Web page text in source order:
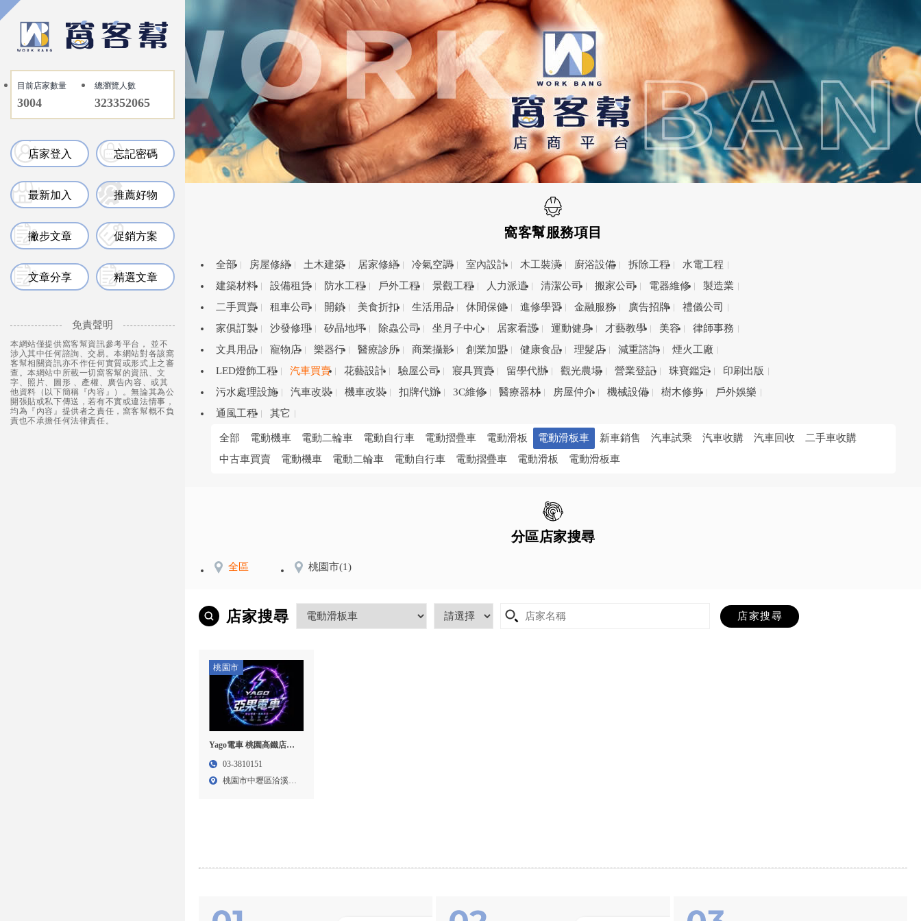
目前店家數量
3004
總瀏覽人數
323352065
店家登入 忘記密碼
最新加入 推薦好物
撇步文章 促銷方案
文章分享 精選文章
免責聲明
本網站僅提供窩客幫資訊參考平台， 並不
涉入其中任何諮詢、交易。本網站對各該窩
客幫相關資訊亦不作任何實質或形式上之審
查。本網站中所載一切窩客幫的資訊、文
字、照片、圖形 、產權、廣告內容、或其
他資料（以下簡稱『內容』）。無論其為公
開張貼或私下傳送，若有不實或違法情事，
均為『內容』提供者之責任，窩客幫概不負
責也不承擔任何法律責任。
窩客幫服務項目
全部 房屋修繕 土木建築 居家修繕 冷氣空調 室內設計 木工裝潢 廚浴設備 拆除工程
水電工程
建築材料
設備租賃 防水工程 戶外工程 景觀工程 人力派遣 清潔公司 搬家公司 電器維修
製造業
二手買賣
租車公司 開鎖 美食折扣 生活用品 休閒保健 進修學習 金融服務 廣告招牌
禮儀公司
家俱訂製
沙發修理 矽晶地坪 除蟲公司 坐月子中心 居家看護 運動健身 才藝教學 美容
律師事務
文具用品
寵物店 樂器行 醫療診所 商業攝影 創業加盟 健康食品 理髮店 減重諮詢
煙火工廠
LED燈飾工程
汽車買賣 花藝設計 驗屋公司 寢具買賣 留學代辦 觀光農場 營業登記 珠寶鑑定
印刷出版
污水處理設施
汽車改裝 機車改裝 扣牌代辦 3C維修 醫療器材 房屋仲介 機械設備 樹木修剪
戶外娛樂
通風工程
其它
全部 電動機車 電動二輪車 電動自行車 電動摺疊車 電動滑板 電動滑板車 新車銷售 汽車試乘 汽車收購 汽車回收
二手車收購
中古車買賣
電動機車 電動二輪車 電動自行車 電動摺疊車 電動滑板 電動滑板車
分區店家搜尋
全區 桃園市(1)
店家搜尋
桃園市
Yago電車 桃園高鐵店｜
電輔車, 電動腳踏車, 桃園
03-3810151
桃園市中壢區洽溪路